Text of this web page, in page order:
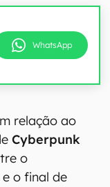
WhatsApp
relação ao
Cyberpunk
o
o final de